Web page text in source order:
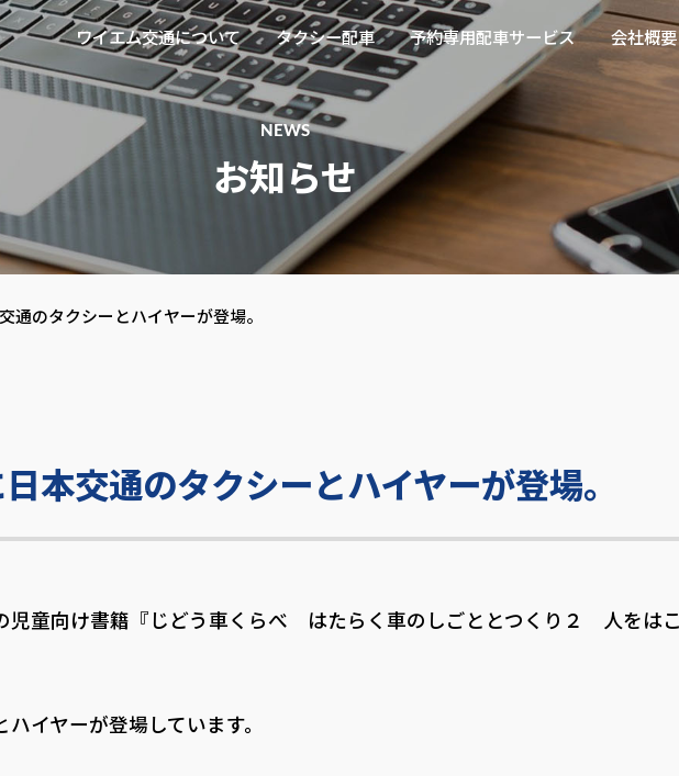
ム交通 l 新木場の日本交通グループ(
ワイエム交通について タクシー配車 予約専用配車サービス 会社概要
NEWS
お知らせ
通のタクシーとハイヤーが登場。
本交通のタクシーとハイヤーが登場。
児童向け書籍『じどう車くらべ はたらく車のしごととつくり２ 人をは
イヤーが登場しています。